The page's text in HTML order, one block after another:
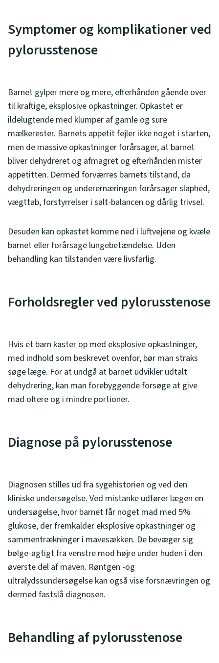
Symptomer og komplikationer ved
pylorusstenose
Barnet gylper mere og mere, efterhånden gående over
til kraftige, eksplosive opkastninger. Opkastet er
ildelugtende med klumper af gamle og sure
mælkerester. Barnets appetit fejler ikke noget i starten,
men de massive opkastninger forårsager, at barnet
bliver dehydreret og afmagret og efterhånden mister
appetitten. Dermed forværres barnets tilstand, da
dehydreringen og underernæringen forårsager slaphed,
vægttab, forstyrrelser i salt-balancen og dårlig trivsel.
Desuden kan opkastet komme ned i luftvejene og kvæle
barnet eller forårsage lungebetændelse. Uden
behandling kan tilstanden være livsfarlig.
Forholdsregler ved pylorusstenose
Hvis et barn kaster op med eksplosive opkastninger,
med indhold som beskrevet ovenfor, bør man straks
søge læge. For at undgå at barnet udvikler udtalt
dehydrering, kan man forebyggende forsøge at give
mad oftere og i mindre portioner.
Diagnose på pylorusstenose
Diagnosen stilles ud fra sygehistorien og ved den
kliniske undersøgelse. Ved mistanke udfører lægen en
undersøgelse, hvor barnet får noget mad med 5%
glukose, der fremkalder eksplosive opkastninger og
sammentrækninger i mavesækken. De bevæger sig
bølge-agtigt fra venstre mod højre under huden i den
øverste del af maven. Røntgen -og
ultralydssundersøgelse kan også vise forsnævringen og
dermed fastslå diagnosen.
Behandling af pylorusstenose